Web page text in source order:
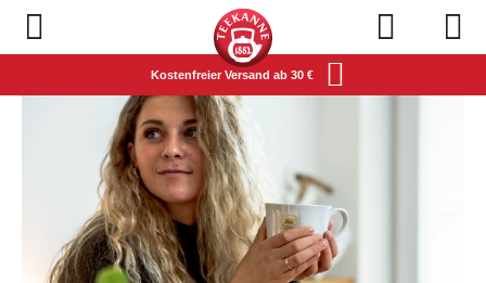
Navigation öffnen
Kostenfreier Versand ab 30 €